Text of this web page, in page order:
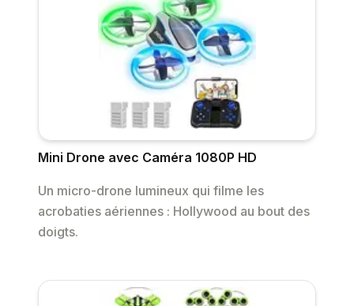
Mini Drone avec Caméra 1080P HD
Un micro-drone lumineux qui filme les
acrobaties aériennes : Hollywood au bout des
doigts.